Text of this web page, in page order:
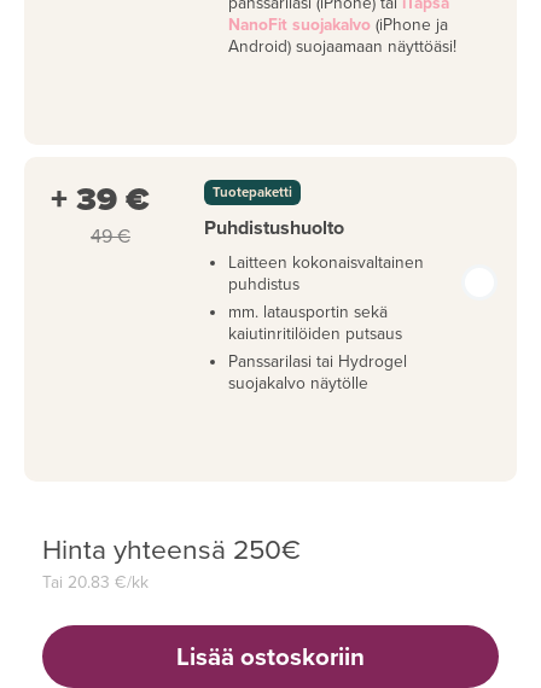
NanoFit suojakalvo (iPhone ja
Android) suojaamaan näyttöäsi!
+ 39 €
49 €
Tuotepaketti
Puhdistushuolto
Laitteen kokonaisvaltainen
puhdistus
mm. latausportin sekä
kaiutinritilöiden putsaus
Panssarilasi tai Hydrogel
suojakalvo näytölle
Hinta yhteensä 250€
Tai 20.83 €/kk
Lisää ostoskoriin